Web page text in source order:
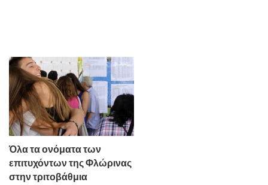
Όλα τα ονόματα των
επιτυχόντων της Φλώρινας
στην τριτοβάθμια